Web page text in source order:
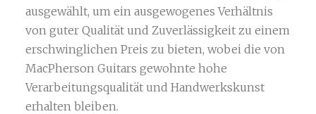
ausgewählt, um ein ausgewogenes Verhältnis
von guter Qualität und Zuverlässigkeit zu einem
erschwinglichen Preis zu bieten, wobei die von
MacPherson Guitars gewohnte hohe
Verarbeitungsqualität und Handwerkskunst
erhalten bleiben.